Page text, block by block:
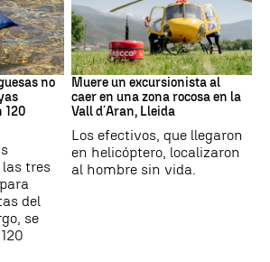
no
120
las tres
del
se
Cataluña
Muere un excursionista al
caer en una zona rocosa en la
Vall d´Aran, Lleida
Los efectivos, que llegaron
en helicóptero, localizaron
al hombre sin vida.